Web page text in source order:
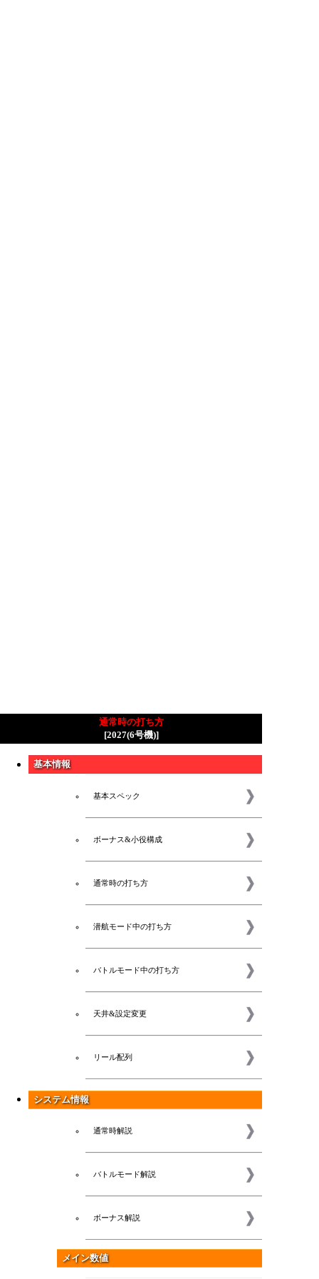
通常時の打ち方
[2027(6号機)]
基本情報
基本スペック
ボーナス&小役構成
通常時の打ち方
潜航モード中の打ち方
バトルモード中の打ち方
天井&設定変更
リール配列
システム情報
通常時解説
バトルモード解説
ボーナス解説
メイン数値